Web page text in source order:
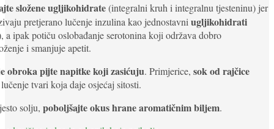
složene ugljikohidrate(integralni kruh i integralnu tjesteninu) jer
pretjerano lučenje inzulina kao jednostavniugljikohidrati
a ipak potiču oslobađanje serotonina koji održava dobro
i smanjuje apetit.
obroka pijte napitke koji zasićuju. Primjerice, sok od rajčice
tvari koja daje osjećaj sitosti.
solju, poboljšajte okus hrane aromatičnim biljem.